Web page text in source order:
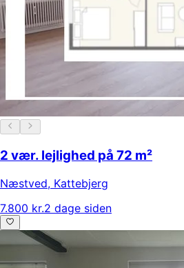
2 vær. lejlighed på 72 m²
Næstved, Kattebjerg
7.800 kr.2 dage siden